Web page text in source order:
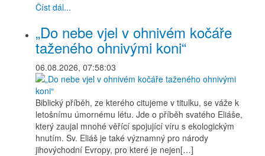
Číst dál...
„Do nebe vjel v ohnivém kočáře
taženého ohnivými koni“
06.08.2026, 07:58:03
Biblický příběh, ze kterého citujeme v titulku, se váže k
letošnímu úmornému létu. Jde o příběh svatého Eliáše,
který zaujal mnohé věřící spojující víru s ekologickým
hnutím. Sv. Eliáš je také významný pro národy
jihovýchodní Evropy, pro které je nejen[…]